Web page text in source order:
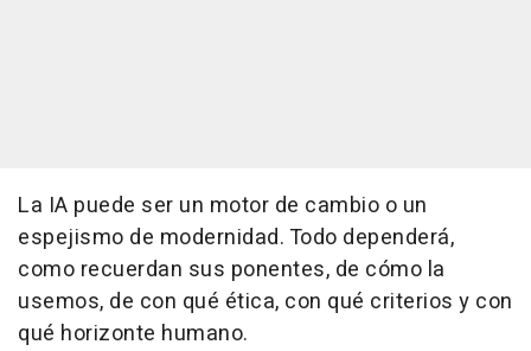
La IA puede ser un motor de cambio o un
espejismo de modernidad. Todo dependerá,
como recuerdan sus ponentes, de cómo la
usemos, de con qué ética, con qué criterios y con
qué horizonte humano.